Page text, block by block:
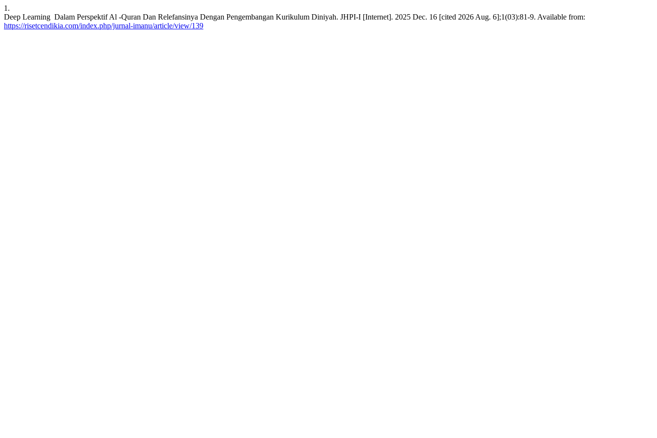
1.
Deep Learning Dalam Perspektif Al -Quran Dan Relefansinya Dengan Pengembangan Kurikulum Diniyah. JHPI-I [Internet]. 2025 Dec. 16 [cited 2026 Aug. 6];1(03):81-9. Available from:
https://risetcendikia.com/index.php/jurnal-imanu/article/view/139